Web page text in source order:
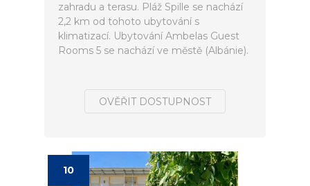
zahradu a terasu. Pláž Spille se nachází
2,2 km od tohoto ubytování s
klimatizací. Ubytování Ambelas Guest
Rooms 5 se nachází ve městě (Albánie).
OVĚŘIT DOSTUPNOST
10